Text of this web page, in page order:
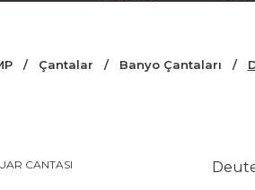
Çantalar Banyo Çantaları